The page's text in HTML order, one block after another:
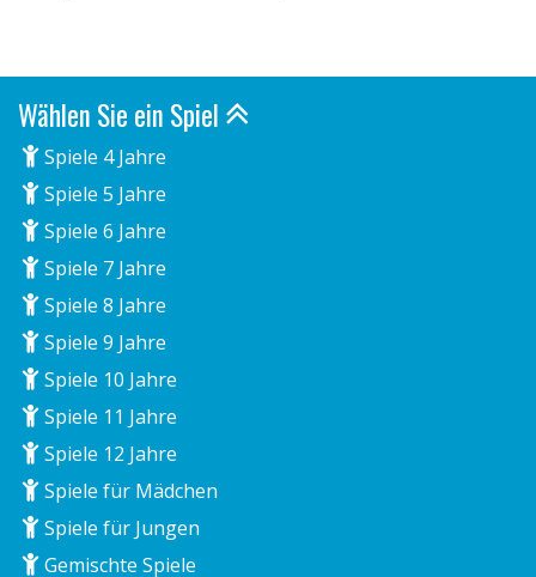
Wählen Sie ein Spiel
Spiele 4 Jahre
Spiele 5 Jahre
Spiele 6 Jahre
Spiele 7 Jahre
Spiele 8 Jahre
Spiele 9 Jahre
Spiele 10 Jahre
Spiele 11 Jahre
Spiele 12 Jahre
Spiele für Mädchen
Spiele für Jungen
Gemischte Spiele